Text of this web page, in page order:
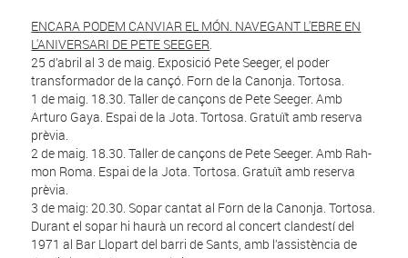
ENCARA PODEM CANVIAR EL MÓN. NAVEGANT L'EBRE EN
L'ANIVERSARI DE PETE SEEGER.
25 d’abril al 3 de maig. Exposició Pete Seeger, el poder
transformador de la cançó. Forn de la Canonja. Tortosa.
1 de maig. 18.30. Taller de cançons de Pete Seeger. Amb
Arturo Gaya. Espai de la Jota. Tortosa. Gratuït amb reserva
prèvia.
2 de maig. 18.30. Taller de cançons de Pete Seeger. Amb Rah-
mon Roma. Espai de la Jota. Tortosa. Gratuït amb reserva
prèvia.
3 de maig: 20.30. Sopar cantat al Forn de la Canonja. Tortosa.
Durant el sopar hi haurà un record al concert clandestí del
1971 al Bar Llopart del barri de Sants, amb l’assistència de